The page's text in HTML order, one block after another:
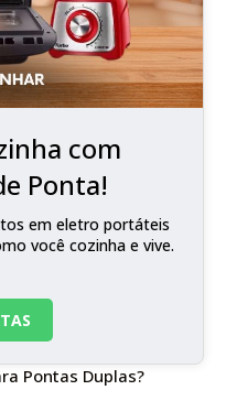
com
Ponta!
em eletro portáteis
você cozinha e vive.
Pontas Duplas?